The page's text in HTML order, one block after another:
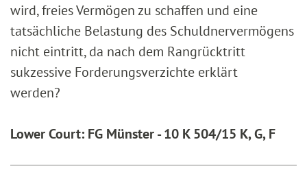
wird, freies Vermögen zu schaffen und eine
tatsächliche Belastung des Schuldnervermögens
nicht eintritt, da nach dem Rangrücktritt
sukzessive Forderungsverzichte erklärt
werden?
Lower Court: FG Münster - 10 K 504/15 K, G, F